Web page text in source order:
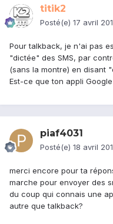
titik2
Posté(e) 17 avril
Pour talkback, je n'ai pas
"dictée" des SMS, par
(sans la montre) en disant
Est-ce que ton appli
piaf4031
Posté(e) 18 avril
merci encore pour ta
marche pour envoyer des
du coup qui connais une
autre que talkback?